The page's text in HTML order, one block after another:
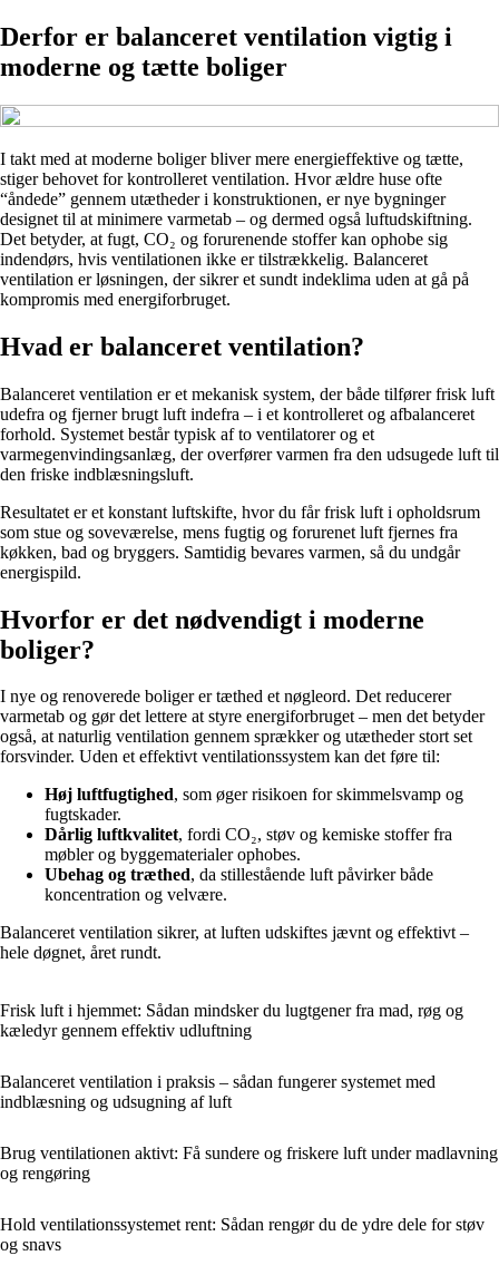
Derfor er balanceret ventilation vigtig i
moderne og tætte boliger
I takt med at moderne boliger bliver mere energieffektive og tætte,
stiger behovet for kontrolleret ventilation. Hvor ældre huse ofte
“åndede” gennem utætheder i konstruktionen, er nye bygninger
designet til at minimere varmetab – og dermed også luftudskiftning.
Det betyder, at fugt, CO₂ og forurenende stoffer kan ophobe sig
indendørs, hvis ventilationen ikke er tilstrækkelig. Balanceret
ventilation er løsningen, der sikrer et sundt indeklima uden at gå på
kompromis med energiforbruget.
Hvad er balanceret ventilation?
Balanceret ventilation er et mekanisk system, der både tilfører frisk luft
udefra og fjerner brugt luft indefra – i et kontrolleret og afbalanceret
forhold. Systemet består typisk af to ventilatorer og et
varmegenvindingsanlæg, der overfører varmen fra den udsugede luft til
den friske indblæsningsluft.
Resultatet er et konstant luftskifte, hvor du får frisk luft i opholdsrum
som stue og soveværelse, mens fugtig og forurenet luft fjernes fra
køkken, bad og bryggers. Samtidig bevares varmen, så du undgår
energispild.
Hvorfor er det nødvendigt i moderne
boliger?
I nye og renoverede boliger er tæthed et nøgleord. Det reducerer
varmetab og gør det lettere at styre energiforbruget – men det betyder
også, at naturlig ventilation gennem sprækker og utætheder stort set
forsvinder. Uden et effektivt ventilationssystem kan det føre til:
Høj luftfugtighed, som øger risikoen for skimmelsvamp og
fugtskader.
Dårlig luftkvalitet, fordi CO₂, støv og kemiske stoffer fra
møbler og byggematerialer ophobes.
Ubehag og træthed, da stillestående luft påvirker både
koncentration og velvære.
Balanceret ventilation sikrer, at luften udskiftes jævnt og effektivt –
hele døgnet, året rundt.
Frisk luft i hjemmet: Sådan mindsker du lugtgener fra mad, røg og
kæledyr gennem effektiv udluftning
Balanceret ventilation i praksis – sådan fungerer systemet med
indblæsning og udsugning af luft
Brug ventilationen aktivt: Få sundere og friskere luft under madlavning
og rengøring
Hold ventilationssystemet rent: Sådan rengør du de ydre dele for støv
og snavs